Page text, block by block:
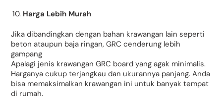
Harga Lebih Murah
Jika dibandingkan dengan bahan krawangan lain seperti
beton ataupun baja ringan, GRC cenderung lebih
gampang
Apalagi jenis krawangan GRC board yang agak minimalis.
Harganya cukup terjangkau dan ukurannya panjang. Anda
bisa memaksimalkan krawangan ini untuk banyak tempat
di rumah.